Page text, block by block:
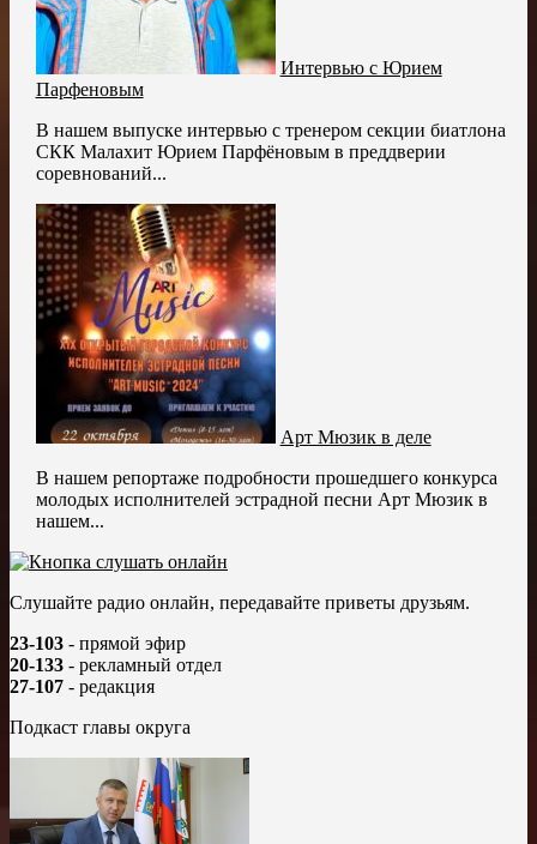
Интервью с Юрием
Парфеновым
В нашем выпуске интервью с тренером секции биатлона
СКК Малахит Юрием Парфёновым в преддверии
соревнований...
Арт Мюзик в деле
В нашем репортаже подробности прошедшего конкурса
молодых исполнителей эстрадной песни Арт Мюзик в
нашем...
Слушайте радио онлайн, передавайте приветы друзьям.
23-103 - прямой эфир
20-133 - рекламный отдел
27-107 - редакция
Подкаст главы округа